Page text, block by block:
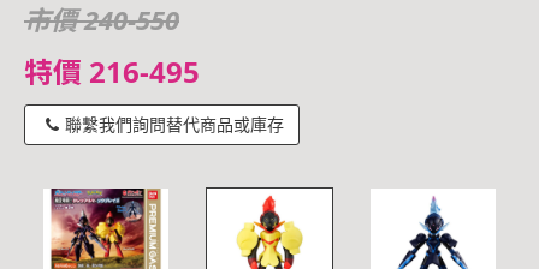
市價 240-550
特價 216-495
聯繫我們詢問替代商品或庫存